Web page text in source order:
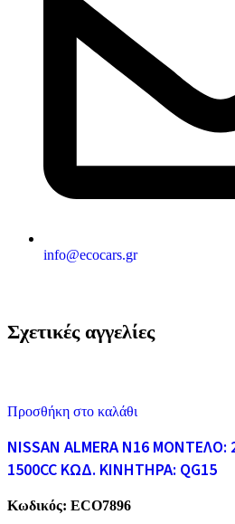
info@ecocars.gr
Σχετικές αγγελίες
Προσθήκη στο καλάθι
NISSAN ALMERA N16 ΜΟΝΤΕΛΟ:
1500CC ΚΩΔ. ΚΙΝΗΤΗΡΑ: QG15
Κωδικός: ECO7896